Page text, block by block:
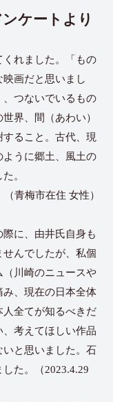
ケートより
れました。「もの
画だと思いまし
つないでいるもの
界、間（あわい）
ること。古代、現
うに郷土、風土の
。
（青梅市在住 女性）
に、由井氏自身も
んでしたが、私個
（川崎のニュースや
、現在の日本全体
全てが知るべきだ
考えてほしい作品
と思いました。石
た。（2023.4.29